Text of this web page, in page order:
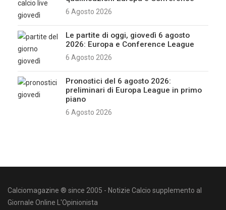
6 Agosto 2026
Le partite di oggi, giovedì 6 agosto
2026: Europa e Conference League
6 Agosto 2026
Pronostici del 6 agosto 2026:
preliminari di Europa League in primo
piano
6 Agosto 2026
Calciomagazine ® since 2005 - Notizie Calcio supplemento al
Giornale Online L'Opinionista